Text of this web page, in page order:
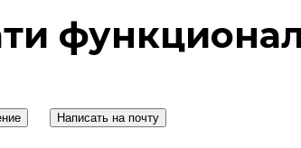
Написать на почту